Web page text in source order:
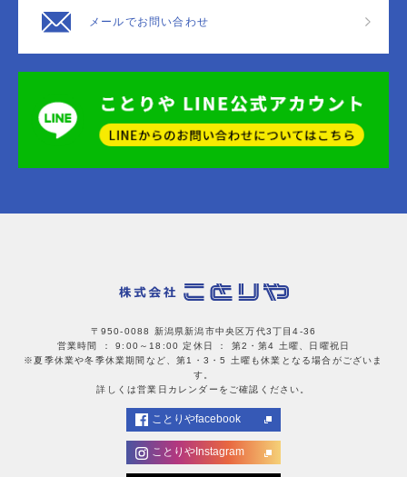
メールでお問い合わせ
〒950-0088 新潟県新潟市中央区万代3丁目4-36
営業時間 ： 9:00～18:00 定休日 ： 第2・第4 土曜、日曜祝日
※夏季休業や冬季休業期間など、第1・3・5 土曜も休業となる場合がございま
す。
詳しくは営業日カレンダーをご確認ください。
ことりやfacebook
ことりやInstagram